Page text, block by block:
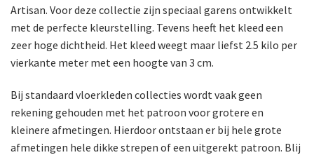
Artisan. Voor deze collectie zijn speciaal garens ontwikkelt
met de perfecte kleurstelling. Tevens heeft het kleed een
zeer hoge dichtheid. Het kleed weegt maar liefst 2.5 kilo per
vierkante meter met een hoogte van 3 cm.
Bij standaard vloerkleden collecties wordt vaak geen
rekening gehouden met het patroon voor grotere en
kleinere afmetingen. Hierdoor ontstaan er bij hele grote
afmetingen hele dikke strepen of een uitgerekt patroon. Blij